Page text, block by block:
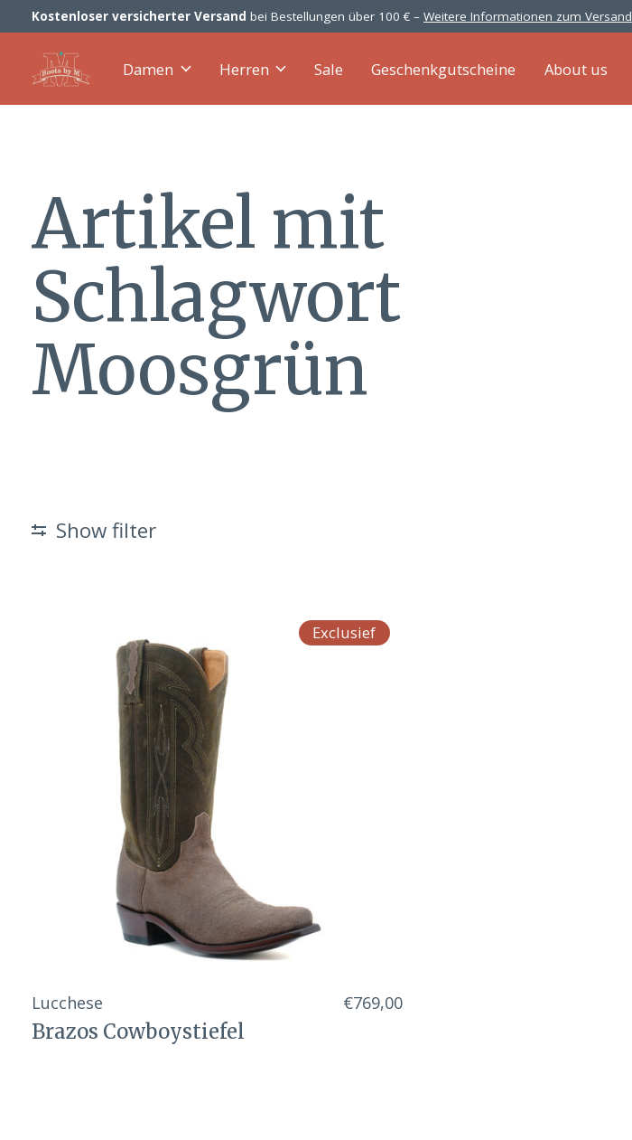
Kostenloser versicherter Versand bei Bestellungen über 100 € – Weitere Informationen zum Versand
Damen Herren Sale Geschenkgutscheine About us
Artikel mit
Schlagwort
Moosgrün
Show filter
Exclusief
Lucchese
Brazos Cowboystiefel
€769,00